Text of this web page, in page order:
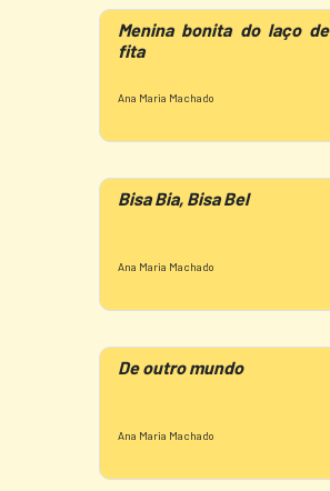
Menina bonita do laço de
fita
Ana Maria Machado
Bisa Bia, Bisa Bel
Ana Maria Machado
De outro mundo
Ana Maria Machado